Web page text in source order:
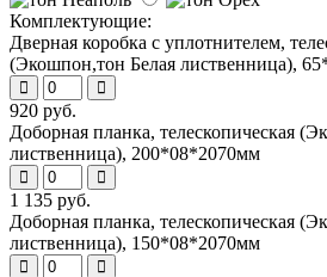
Комплектующие:
Дверная коробка с уплотнителем,
(Экошпон,тон Белая лиственница),
920 руб.
Доборная планка, телескопическая
лиственница), 200*08*2070мм
1 135 руб.
Доборная планка, телескопическая
лиственница), 150*08*2070мм